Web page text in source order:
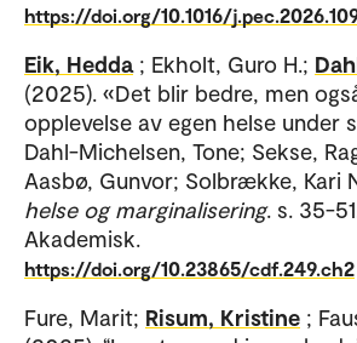
https://doi.org/10.1016/
Eik, Hedda ; Ekholt, Guro H.;
(2025). «Det blir bedre, men
opplevelse av egen helse under
Dahl-Michelsen, Tone; Sekse,
Aasbø, Gunvor; Solbrække, Kari
helse og marginalisering. s. 35-
Akademisk.
https://doi.org/10.23865/cdf.249.ch2
Fure, Marit; Risum, Kristine ;